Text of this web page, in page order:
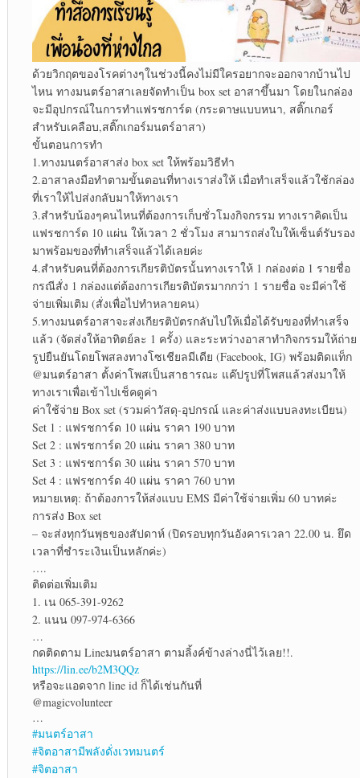
ด้วยวิกฤตของโรคต่างๆในช่วงนี้คงไม่มีใครอยากจะออกจากบ้านไป
ไหน ทางมนตร์อาสาเลยจัดทำเป็น box set อาสาขึ้นมา โดยในกล่อง
จะมีอุปกรณ์ในการทำแฟรชการ์ด (กระดาษแบบหนา, สติ๊กเกอร์
สำหรับเคลือบ,สติ๊กเกอร์มนตร์อาสา)
ขั้นตอนการทำ
1.ทางมนตร์อาสาส่ง box set ให้พร้อมวิธีทำ
2.อาสาลงมือทำตามขั้นตอนที่ทางเราส่งให้ เมื่อทำเสร็จแล้วใช้กล่อง
ที่เราให้ไปส่งกลับมาให้ทางเรา
3.สำหรับน้องๆคนไหนที่ต้องการเก็บชั่วโมงกิจกรรม ทางเราคิดเป็น
แฟรชการ์ด 10 แผ่น ให้เวลา 2 ชั่วโมง สามารถส่งใบให้เซ็นต์รับรอง
มาพร้อมของที่ทำเสร็จแล้วได้เลยค่ะ
4.สำหรับคนที่ต้องการเกียรติบัตรนั้นทางเราให้ 1 กล่องต่อ 1 รายชื่อ
กรณีสั่ง 1 กล่องแต่ต้องการเกียรติบัตรมากกว่า 1 รายชื่อ จะมีค่าใช้
จ่ายเพิ่มเติม (สั่งเพื่อไปทำหลายคน)
5.ทางมนตร์อาสาจะส่งเกียรติบัตรกลับไปให้เมื่อได้รับของที่ทำเสร็จ
แล้ว (จัดส่งให้อาทิตย์ละ 1 ครั้ง) และระหว่างอาสาทำกิจกรรมให้ถ่าย
รูปยืนยันโดยโพสลงทางโซเชียลมีเดีย (Facebook, IG) พร้อมติดแท็ก
@มนตร์อาสา ตั้งค่าโพสเป็นสาธารณะ แค๊ปรูปที่โพสแล้วส่งมาให้
ทางเราเพื่อเข้าไปเช็คดูค่า
ค่าใช้จ่าย Box set (รวมค่าวัสดุ-อุปกรณ์ และค่าส่งแบบลงทะเบียน)
Set 1 : แฟรชการ์ด 10 แผ่น ราคา 190 บาท
Set 2 : แฟรชการ์ด 20 แผ่น ราคา 380 บาท
Set 3 : แฟรชการ์ด 30 แผ่น ราคา 570 บาท
Set 4 : แฟรชการ์ด 40 แผ่น ราคา 760 บาท
หมายเหตุ: ถ้าต้องการให้ส่งแบบ EMS มีค่าใช้จ่ายเพิ่ม 60 บาทค่ะ
การส่ง Box set
– จะส่งทุกวันพุธของสัปดาห์ (ปิดรอบทุกวันอังคารเวลา 22.00 น. ยึด
เวลาที่ชำระเงินเป็นหลักค่ะ)
….
ติดต่อเพิ่มเติม
1. เน 065-391-9262
2. แนน 097-974-6366
…
กดติดตาม Lineมนตร์อาสา ตามลิ้งค์ข้างล่างนี่ไว้เลย!!.
https://lin.ee/b2M3QQz
หรือจะแอดจาก line id ก็ได้เช่นกันที่
@magicvolunteer
…
#มนตร์อาสา
#จิตอาสามีพลังดั่งเวทมนตร์
#จิตอาสา